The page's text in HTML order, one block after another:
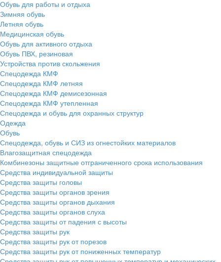
Обувь для работы и отдыха
Зимняя обувь
Летняя обувь
Медицинская обувь
Обувь для активного отдыха
Обувь ПВХ, резиновая
Устройства против скольжения
Спецодежда КМФ
Спецодежда КМФ летняя
Спецодежда КМФ демисезонная
Спецодежда КМФ утепленная
Спецодежда и обувь для охранных структур
Одежда
Обувь
Спецодежда, обувь и СИЗ из огнестойких материалов
Влагозащитная спецодежда
Комбинезоны защитные отграниченного срока использования
Средства индивидуальной защиты
Средства защиты головы
Средства защиты органов зрения
Средства защиты органов дыхания
Средства защиты органов слуха
Средства защиты от падения с высоты
Средства защиты рук
Средства защиты рук от порезов
Средства защиты рук от пониженных температур